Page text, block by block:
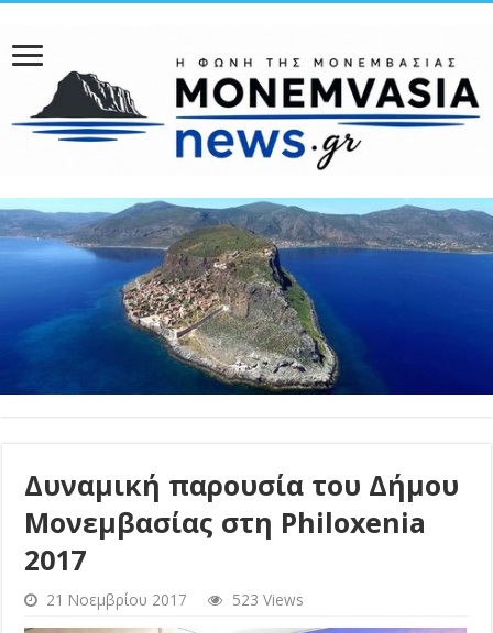
Δυναμική παρουσία του Δήμου
Μονεμβασίας στη Philoxenia
2017
21 Νοεμβρίου 2017 523 Views